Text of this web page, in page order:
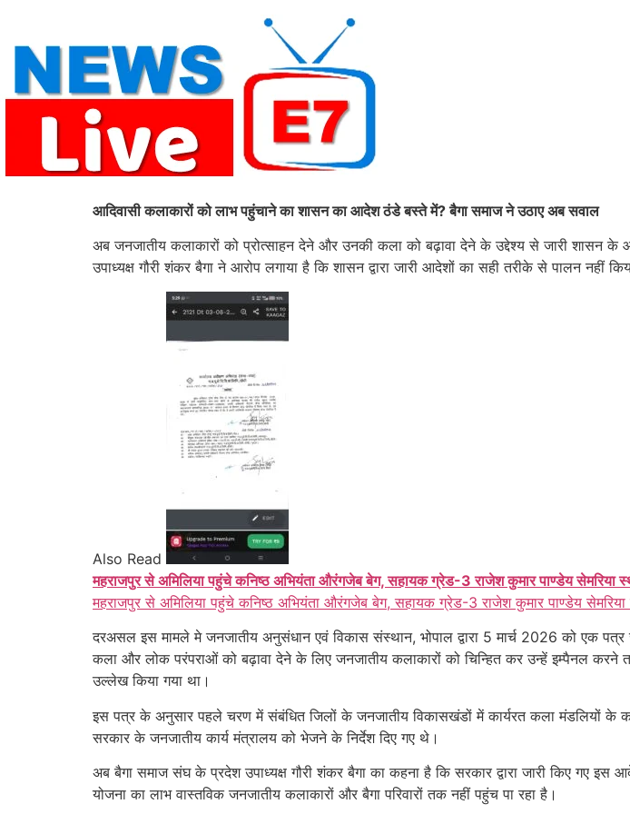
content
आदिवासी कलाकारों को लाभ पहुंचाने का शासन का आदेश ठंडे बस्ते में? बैगा समाज ने उठाए अब सवाल
अब जनजातीय कलाकारों को प्रोत्साहन देने और उनकी कला को बढ़ावा देने के उद्देश्य से जारी
उपाध्यक्ष गौरी शंकर बैगा ने आरोप लगाया है कि शासन द्वारा जारी आदेशों का सही तरीके से पालन नहीं
Also Read
महराजपुर से अमिलिया पहुंचे कनिष्ठ अभियंता औरंगजेब बेग, सहायक ग्रेड-3 राजेश कुमार पाण्डेय सेमरिया
महराजपुर से अमिलिया पहुंचे कनिष्ठ अभियंता औरंगजेब बेग, सहायक ग्रेड-3 राजेश कुमार पाण्डेय सेमरिया
दरअसल इस मामले मे जनजातीय अनुसंधान एवं विकास संस्थान, भोपाल द्वारा 5 मार्च 2026 को एक
कला और लोक परंपराओं को बढ़ावा देने के लिए जनजातीय कलाकारों को चिन्हित कर उन्हें इम्पैनल करने
उल्लेख किया गया था।
इस पत्र के अनुसार पहले चरण में संबंधित जिलों के जनजातीय विकासखंडों में कार्यरत कला मंडलियों के
सरकार के जनजातीय कार्य मंत्रालय को भेजने के निर्देश दिए गए थे।
अब बैगा समाज संघ के प्रदेश उपाध्यक्ष गौरी शंकर बैगा का कहना है कि सरकार द्वारा जारी किए गए
योजना का लाभ वास्तविक जनजातीय कलाकारों और बैगा परिवारों तक नहीं पहुंच पा रहा है।